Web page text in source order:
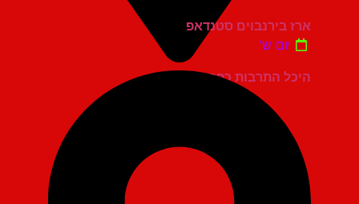
היכל התרבות כפר סבא
ארז בירנבוים סטנדאפ
יום ש'